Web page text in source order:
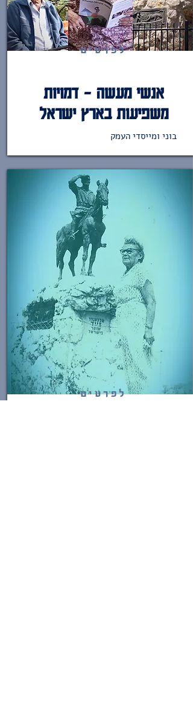
לפרטים
אנשי מעשה - דמויות
משפיעות בארץ ישראל
בוני ומייסדי העמק
לפרטים